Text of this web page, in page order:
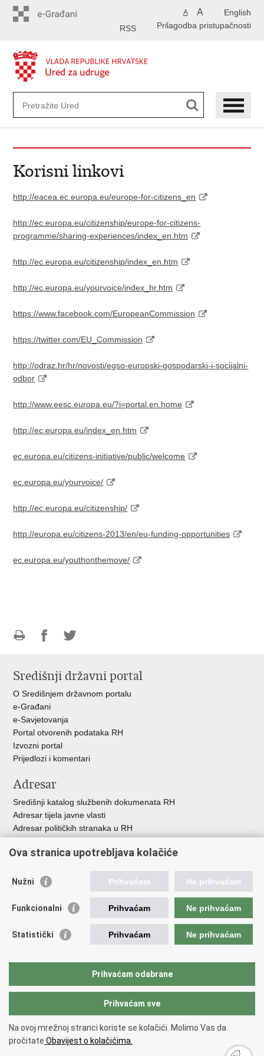
English
A A
Prilagodba pristupačnosti
RSS
Korisni linkovi
http://eacea.ec.europa.eu/europe-for-citizens_en
http://ec.europa.eu/citizenship/europe-for-citizens-
programme/sharing-experiences/index_en.htm
http://ec.europa.eu/citizenship/index_en.htm
http://ec.europa.eu/yourvoice/index_hr.htm
https://www.facebook.com/EuropeanCommission
https://twitter.com/EU_Commission
http://odraz.hr/hr/novosti/egso-europski-gospodarski-i-socijalni-
odbor
http://www.eesc.europa.eu/?i=portal.en.home
http://ec.europa.eu/index_en.htm
ec.europa.eu/citizens-initiative/public/welcome
ec.europa.eu/yourvoice/
http://ec.europa.eu/citizenship/
http://europa.eu/citizens-2013/en/eu-funding-opportunities
ec.europa.eu/youthonthemove/
FacebookuTwitteru
Središnji državni portal
O Središnjem državnom portalu
e-Građani
e-Savjetovanja
Portal otvorenih podataka RH
Izvozni portal
Prijedlozi i komentari
Adresar
Središnji katalog službenih dokumenata RH
Adresar tijela javne vlasti
Adresar političkih stranaka u RH
Besplatni telefoni javne uprave
Važne poveznice
Vlada Republike Hrvatske
Registar neprofitnih organizacija
Nacionalna zaklada za razvoj civilnoga društva
Copyright © 2026 Ured za udruge.
pristupačnosti
Ova stranica upotrebljava kolačiće
Nužni Prihvaćam Ne prihvaćam
Funkcionalni Prihvaćam Ne prihvaćam
Statistički Prihvaćam Ne prihvaćam
Prihvaćam odabrane
Prihvaćam sve
Na ovoj mrežnoj stranci koriste se kolačići. Molimo Vas da
pročitate Obavijest o kolačićima.